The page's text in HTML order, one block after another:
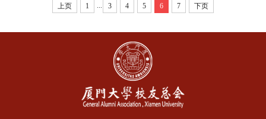
上页 1 ... 3 4 5 6 7 下页